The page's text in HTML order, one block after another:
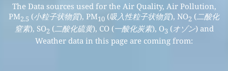
The Data sources used for the Air Quality, Air Pollution,
PM2.5 (小粒子状物質), PM10 (吸入性粒子状物質), NO2 ( 二酸化
窒素), SO2 (二酸化硫黄), CO (一酸化炭素), O3 (オゾン) and
Weather data in this page are coming from: